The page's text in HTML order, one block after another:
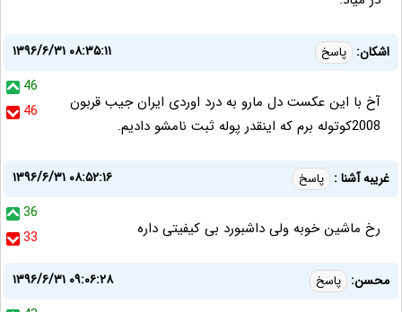
اشکان: پاسخ
۱۳۹۶/۶/۳۱ ۰۸:۳۵:۱۱
46
46
آخ با این عکست دل مارو به درد اوردی ایران جیب قربون
2008کوتوله برم که اینقدر پوله ثبت نامشو دادیم.
غریبه آشنا : پاسخ
۱۳۹۶/۶/۳۱ ۰۸:۵۲:۱۶
36
33
رخ ماشین خوبه ولی داشبورد بی کیفیتی داره
محسن: پاسخ
۱۳۹۶/۶/۳۱ ۰۹:۰۶:۲۸